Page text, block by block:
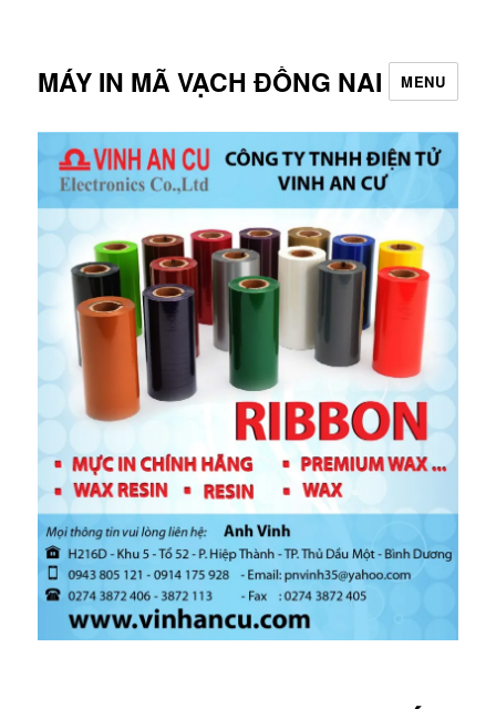
MÁY IN MÃ VẠCH ĐỒNG NAI MENU